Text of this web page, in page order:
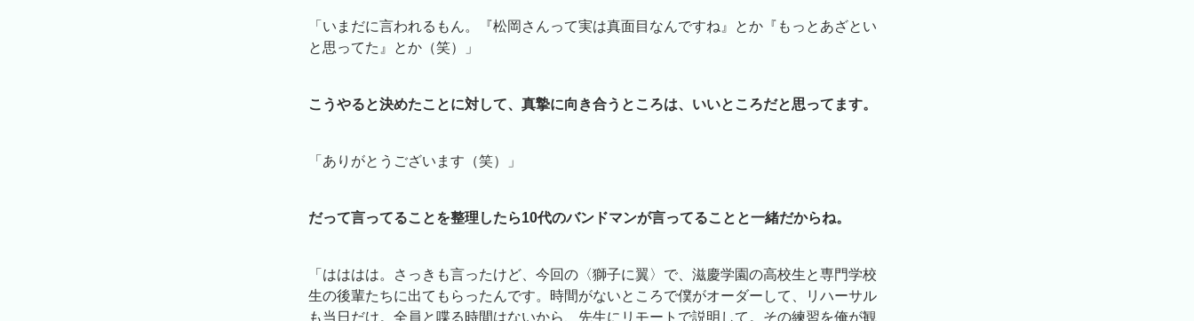
「いまだに言われるもん。『松岡さんって実は真面目なんですね』とか『もっとあざとい
と思ってた』とか（笑）」
こうやると決めたことに対して、真摯に向き合うところは、いいところだと思ってます。
「ありがとうございます（笑）」
だって言ってることを整理したら10代のバンドマンが言ってることと一緒だからね。
「はははは。さっきも言ったけど、今回の〈獅子に翼〉で、滋慶学園の高校生と専門学校
生の後輩たちに出てもらったんです。時間がないところで僕がオーダーして、リハーサル
も当日だけ。全員と喋る時間はないから、先生にリモートで説明して。その練習を俺が観